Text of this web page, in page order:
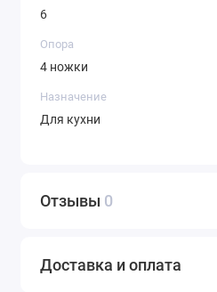
6
Опора
4 ножки
Назначение
Для кухни
Отзывы 0
Доставка и оплата